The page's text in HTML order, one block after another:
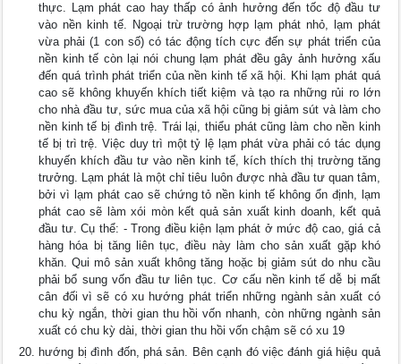
thực. Lạm phát cao hay thấp có ảnh hưởng đến tốc độ đầu tư
vào nền kinh tế. Ngoại trừ trường hợp lạm phát nhỏ, lạm phát
vừa phải (1 con số) có tác động tích cực đến sự phát triển của
nền kinh tế còn lại nói chung lạm phát đều gây ảnh hưởng xấu
đến quá trình phát triển của nền kinh tế xã hội. Khi lạm phát quá
cao sẽ không khuyến khích tiết kiệm và tạo ra những rủi ro lớn
cho nhà đầu tư, sức mua của xã hội cũng bị giảm sút và làm cho
nền kinh tế bị đình trệ. Trái lại, thiểu phát cũng làm cho nền kinh
tế bị trì trệ. Việc duy trì một tỷ lệ lạm phát vừa phải có tác dụng
khuyến khích đầu tư vào nền kinh tế, kích thích thị trường tăng
trưởng. Lạm phát là một chỉ tiêu luôn được nhà đầu tư quan tâm,
bởi vì lạm phát cao sẽ chứng tỏ nền kinh tế không ổn định, lạm
phát cao sẽ làm xói mòn kết quả sản xuất kinh doanh, kết quả
đầu tư. Cụ thể: - Trong điều kiện lạm phát ở mức độ cao, giá cả
hàng hóa bị tăng liên tục, điều này làm cho sản xuất gặp khó
khăn. Qui mô sản xuất không tăng hoặc bị giảm sút do nhu cầu
phải bổ sung vốn đầu tư liên tục. Cơ cấu nền kinh tế dễ bị mất
cân đối vì sẽ có xu hướng phát triển những ngành sản xuất có
chu kỳ ngắn, thời gian thu hồi vốn nhanh, còn những ngành sản
xuất có chu kỳ dài, thời gian thu hồi vốn chậm sẽ có xu 19
hướng bị đình đốn, phá sản. Bên cạnh đó việc đánh giá hiệu quả